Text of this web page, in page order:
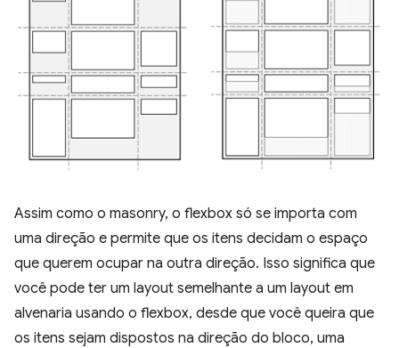
Assim como o masonry, o flexbox só se importa com
uma direção e permite que os itens decidam o espaço
que querem ocupar na outra direção. Isso significa que
você pode ter um layout semelhante a um layout em
alvenaria usando o flexbox, desde que você queira que
os itens sejam dispostos na direção do bloco, uma